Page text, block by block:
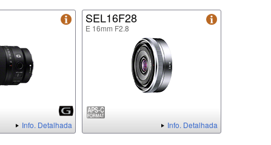
Info. Detalhada
SEL16F28
E 16mm F2.8
Info. Detalhada